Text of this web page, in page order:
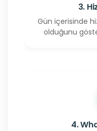
3.
Gün içerisinde
olduğunu
4.